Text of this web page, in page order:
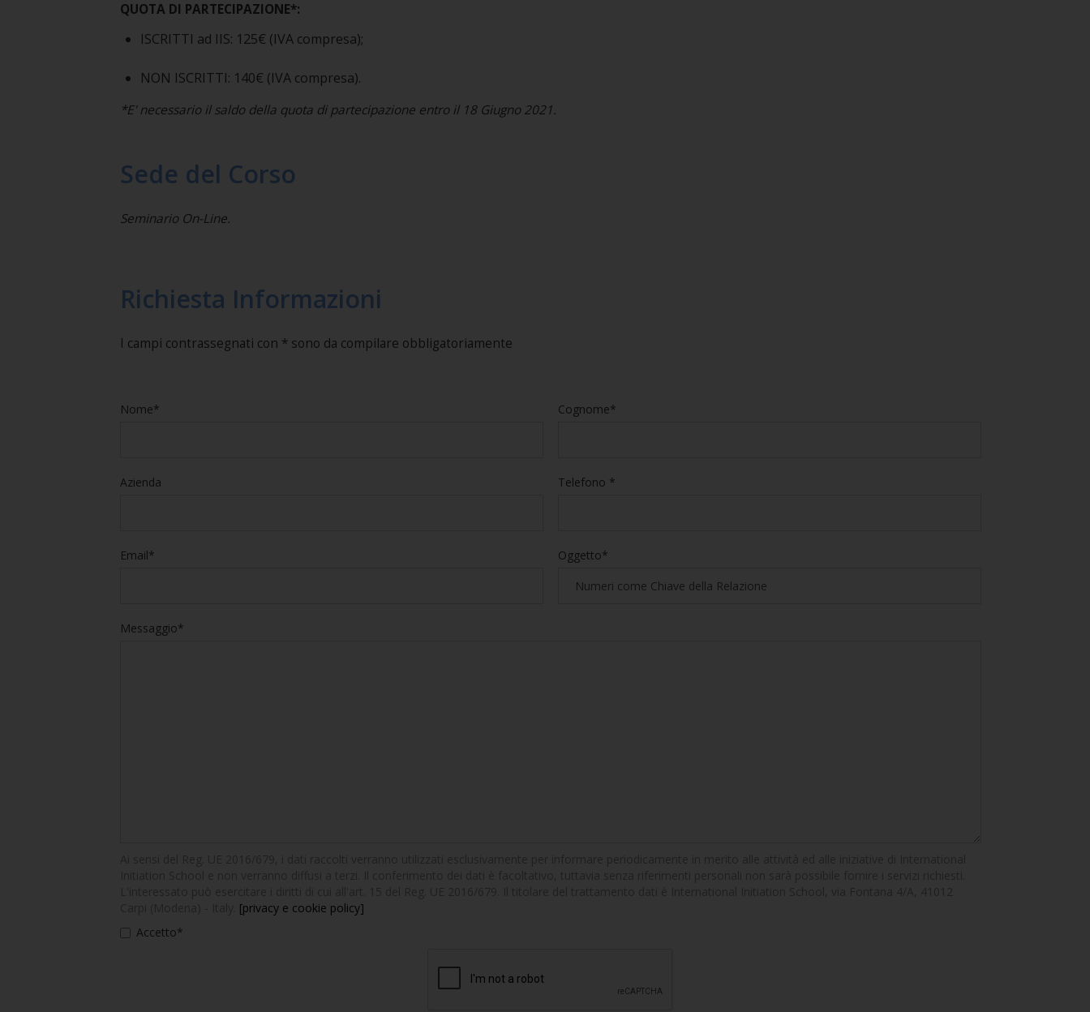
QUOTA DI PARTECIPAZIONE*:
ISCRITTI ad IIS: 125€ (IVA compresa);
NON ISCRITTI: 140€ (IVA compresa).
*E' necessario il saldo della quota di partecipazione entro il 18 Giugno 2021.
Sede del Corso
Seminario On-Line.
Richiesta Informazioni
I campi contrassegnati con * sono da compilare obbligatoriamente
Nome* Cognome*
Azienda Telefono *
Email* Oggetto*
Messaggio*
[privacy e cookie policy]
Accetto*